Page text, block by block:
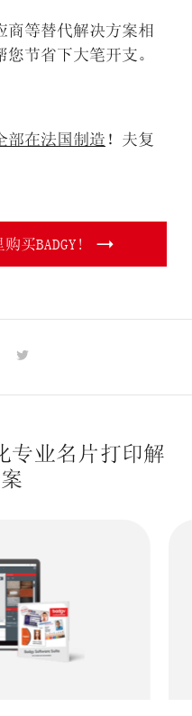
商等替代解决方案相
节省下大笔开支。
部在法国制造 ！夫复
买BADGY!
专业名片打印解